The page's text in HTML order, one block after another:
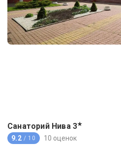
Санаторий Нива 3★
9.2 / 10 10 оценок